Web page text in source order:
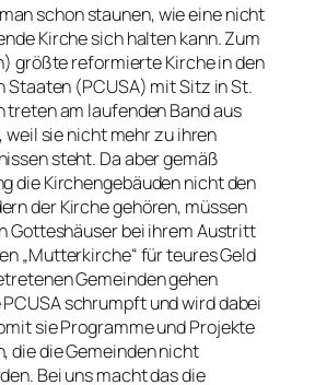
schon staunen, wie eine nicht
Kirche sich halten kann. Zum
größte reformierte Kirche in den
Staaten (PCUSA) mit Sitz in St.
treten am laufenden Band aus
weil sie nicht mehr zu ihren
steht. Da aber gemäß
die Kirchengebäuden nicht den
der Kirche gehören, müssen
Gotteshäuser bei ihrem Austritt
„Mutterkirche“ für teures Geld
Gemeinden gehen
schrumpft und wird dabei
sie Programme und Projekte
die die Gemeinden nicht
Bei uns macht das die